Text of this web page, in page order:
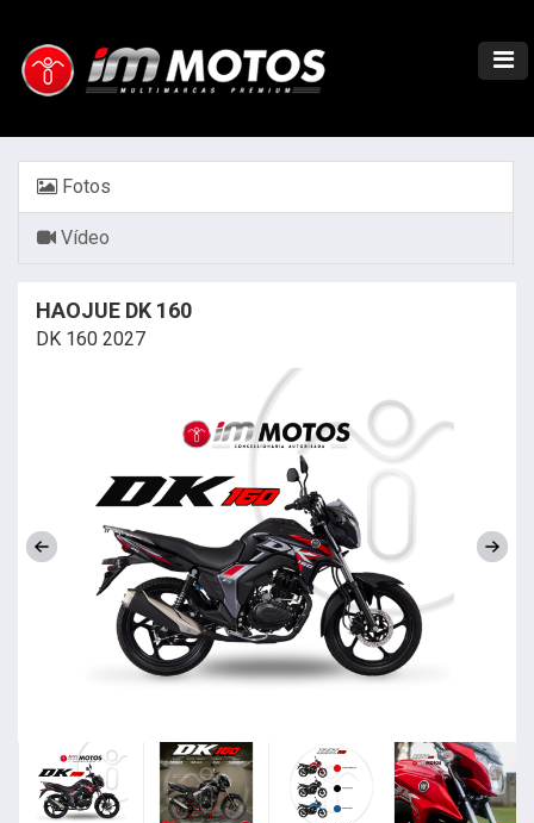
Fotos
Vídeo
HAOJUE DK 160
DK 160 2027